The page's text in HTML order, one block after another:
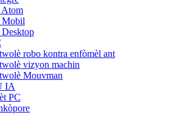
Atom
Mobil
robo kontra enfòmèl ant
vizyon machin
Mouvman
IA
PC